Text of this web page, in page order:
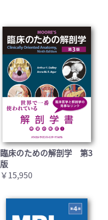
カートへ進む
臨床のための解剖学 第3
版
￥15,950